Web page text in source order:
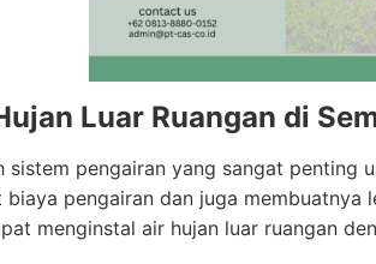
Luar Ruangan di
sistem pengairan yang sangat penting
biaya pengairan dan juga
menginstal air hujan luar ruangan